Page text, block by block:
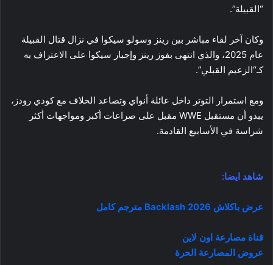
“القبيلة”.
وكان آخر لقاء مباشر بين رينز وسولو سيكوا في نزال قتال القبيلة
عام 2025، والذي انتهى بفوز رينز وإجبار سيكوا على الاعتراف به
كـ“الزعيم القبلي”.
ومع استمرار التوتر داخل عائلة أنواي وتصاعد الخلاف مع كودي رودز،
يبدو أن مستقبل WWE مقبل على صراعات أكبر ومواجهات أكثر
شراسة في الأسابيع القادمة.
شاهد ايضا:
عرض باكلاش 2026 Backlash مترجم كامل
قناة مصارعة اون لاين
عروض المصارعة الحرة